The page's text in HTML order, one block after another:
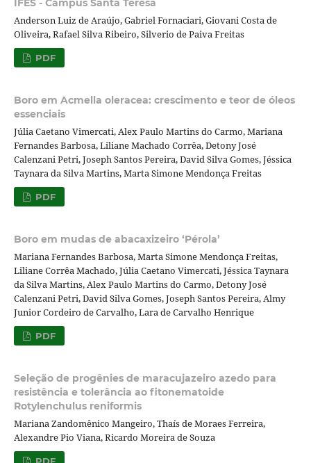
IFES - Campus Santa Teresa
Anderson Luiz de Araújo, Gabriel Fornaciari, Giovani Costa de
Oliveira, Rafael Silva Ribeiro, Silverio de Paiva Freitas
PDF
Boro em Acmella oleracea: crescimento e teor de óleos
essenciais
Júlia Caetano Vimercati, Alex Paulo Martins do Carmo, Mariana
Fernandes Barbosa, Liliane Machado Corrêa, Detony José
Calenzani Petri, Joseph Santos Pereira, David Silva Gomes, Jéssica
Taynara da Silva Martins, Marta Simone Mendonça Freitas
PDF
Boro em mudas de abacaxizeiro ‘Pérola’
Mariana Fernandes Barbosa, Marta Simone Mendonça Freitas,
Liliane Corrêa Machado, Júlia Caetano Vimercati, Jéssica Taynara
da Silva Martins, Alex Paulo Martins do Carmo, Detony José
Calenzani Petri, David Silva Gomes, Joseph Santos Pereira, Almy
Junior Cordeiro de Carvalho, Lara de Carvalho Henrique
PDF
Seleção de progênies de maracujazeiro azedo para
resistência e tolerância ao fitonematoide
Rotylenchulus reniformis
Mariana Zandomênico Mangeiro, Thaís de Moraes Ferreira,
Alexandre Pio Viana, Ricardo Moreira de Souza
PDF